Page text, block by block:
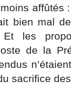
affûtés
bien mal
les
de la
sacrifice